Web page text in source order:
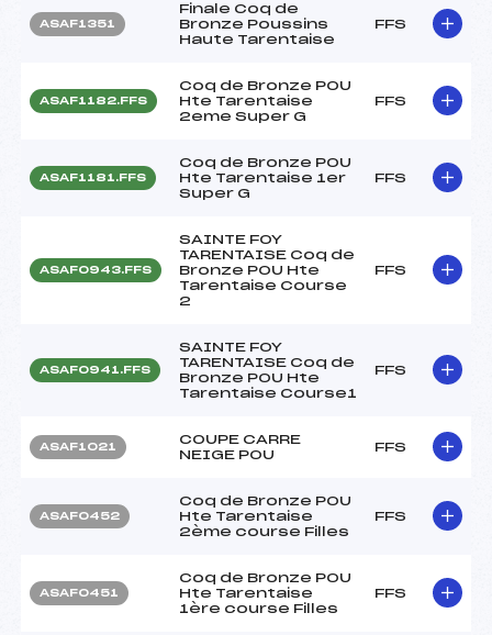
ASAF1351
Finale Coq de
Bronze Poussins
Haute Tarentaise
FFS
ASAF1182.FFS
Coq de Bronze POU
Hte Tarentaise
2eme Super G
FFS
ASAF1181.FFS
Coq de Bronze POU
Hte Tarentaise 1er
Super G
FFS
ASAF0943.FFS
SAINTE FOY
TARENTAISE Coq de
Bronze POU Hte
Tarentaise Course
2
FFS
ASAF0941.FFS
SAINTE FOY
TARENTAISE Coq de
Bronze POU Hte
Tarentaise Course1
FFS
ASAF1021
COUPE CARRE
NEIGE POU
FFS
ASAF0452
Coq de Bronze POU
Hte Tarentaise
2ème course Filles
FFS
ASAF0451
Coq de Bronze POU
Hte Tarentaise
1ère course Filles
FFS